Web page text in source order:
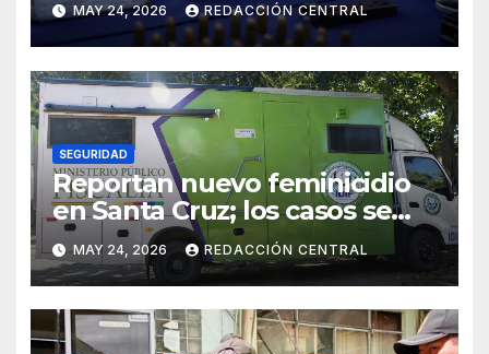
delincuencia organizada
transnacional
MAY 24, 2026 REDACCIÓN CENTRAL
SEGURIDAD
Reportan nuevo feminicidio
en Santa Cruz; los casos se
elevan a 33 en el país
MAY 24, 2026 REDACCIÓN CENTRAL